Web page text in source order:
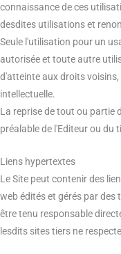
connaissance de ces
desdites utilisations et
Seule l'utilisation pour un
autorisée et toute autre
d'atteinte aux droits
intellectuelle.
La reprise de tout ou partie
préalable de l'Editeur ou du
Liens hypertextes
Le Site peut contenir des
web édités et gérés par des
être tenu responsable
lesdits sites tiers ne